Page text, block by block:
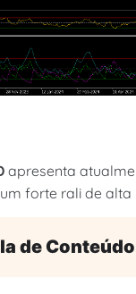
apresenta
forte rali de alta
de Conteúdo